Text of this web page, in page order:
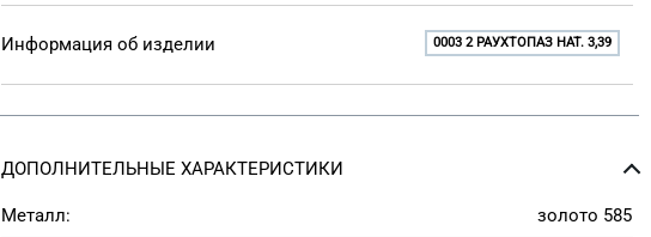
Информация об изделии 0003 2 РАУХТОПАЗ НАТ. 3,39
ДОПОЛНИТЕЛЬНЫЕ ХАРАКТЕРИСТИКИ
Металл: золото 585